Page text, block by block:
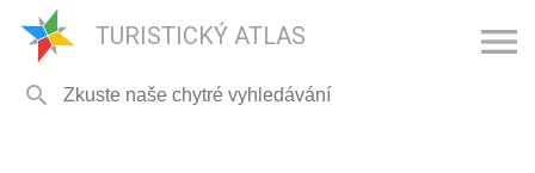
TURISTICKÝ ATLAS 
